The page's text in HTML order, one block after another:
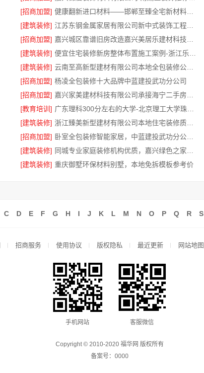
[招商加盟]
[建筑装修]
[招商加盟]
[建筑装修]
[建筑装修]
[招商加盟] 杨凌全包装修十大品牌中蓝建投武功分公司
[招商加盟]
[教育培训]
[建筑装修]
[招商加盟]
[建筑装修]
[建筑装修] 重庆御墅环保材料别墅，本地免拆模板参考价
C D E F G H I J K L M N O P Q R S
招商服务 使用协议 版权隐私 最近更新 网站地图
手机网站 客服微信
Copyright © 2010-2020 福华网 版权所有
备案号： 0000